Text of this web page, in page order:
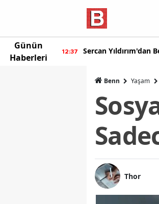
Günün
Haberleri
itirafı 12:20 Burcu Özberk geri
Benn Yaşam
Thor